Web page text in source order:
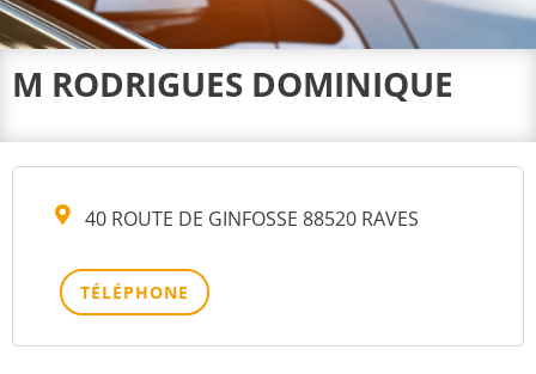
M RODRIGUES DOMINIQUE
40 ROUTE DE GINFOSSE 88520 RAVES
TÉLÉPHONE